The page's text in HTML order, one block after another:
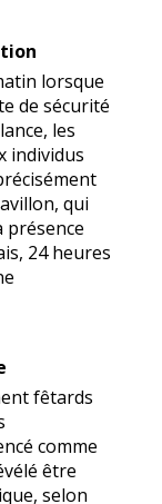
lorsque
de sécurité
les
individus
qui
présence
24 heures
fêtards
comme
être
selon